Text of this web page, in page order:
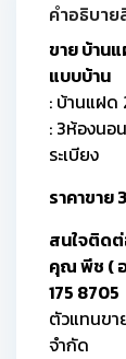
คำอธิบา
ขาย บ้าน
แบบบ้าน
: บ้านแฝด
: 3ห้องนอ
ระเบียง
ราคาขาย
สนใจติด
คุณ พีช (
175 8705
ตัวแทนขา
จำกัด